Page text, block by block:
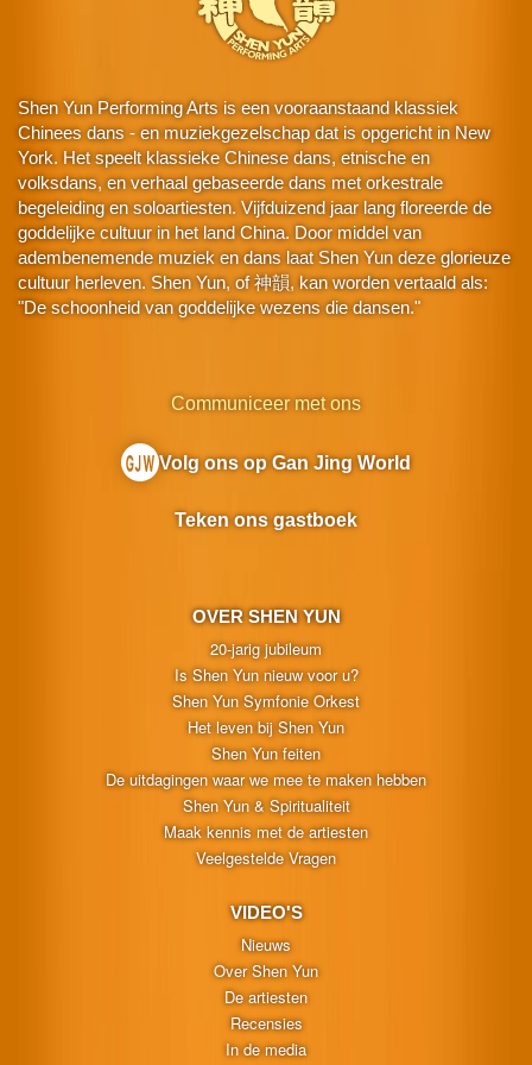
Shen Yun Performing Arts is een vooraanstaand klassiek
Chinees dans - en muziekgezelschap dat is opgericht in New
York. Het speelt klassieke Chinese dans, etnische en
volksdans, en verhaal gebaseerde dans met orkestrale
begeleiding en soloartiesten. Vijfduizend jaar lang floreerde de
goddelijke cultuur in het land China. Door middel van
adembenemende muziek en dans laat Shen Yun deze glorieuze
cultuur herleven. Shen Yun, of 神韻, kan worden vertaald als:
"De schoonheid van goddelijke wezens die dansen."
OVER SHEN YUN
20-jarig jubileum
Is Shen Yun nieuw voor u?
Shen Yun Symfonie Orkest
Het leven bij Shen Yun
Shen Yun feiten
De uitdagingen waar we mee te maken hebben
Shen Yun & Spiritualiteit
Maak kennis met de artiesten
Veelgestelde Vragen
VIDEO'S
Nieuws
Over Shen Yun
De artiesten
Recensies
In de media
Communiceer met ons
Volg ons op Gan Jing World
Teken ons gastboek